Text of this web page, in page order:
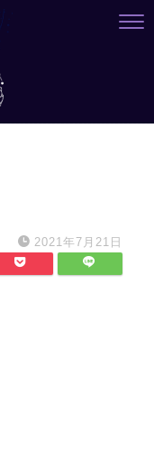
2021年7月21日